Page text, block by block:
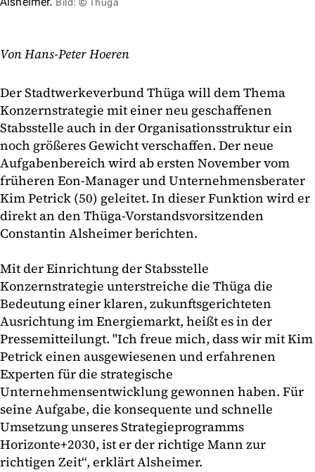
Bild: © Thüga
Von Hans-Peter Hoeren
Der Stadtwerkeverbund Thüga will dem Thema
Konzernstrategie mit einer neu geschaffenen
Stabsstelle auch in der Organisationsstruktur ein
noch größeres Gewicht verschaffen. Der neue
Aufgabenbereich wird ab ersten November vom
früheren Eon-Manager und Unternehmensberater
Kim Petrick (50) geleitet. In dieser Funktion wird er
direkt an den Thüga-Vorstandsvorsitzenden
Constantin Alsheimer berichten.
Mit der Einrichtung der Stabsstelle
Konzernstrategie unterstreiche die Thüga die
Bedeutung einer klaren, zukunftsgerichteten
Ausrichtung im Energiemarkt, heißt es in der
Pressemitteilungt. "Ich freue mich, dass wir mit Kim
Petrick einen ausgewiesenen und erfahrenen
Experten für die strategische
Unternehmensentwicklung gewonnen haben. Für
seine Aufgabe, die konsequente und schnelle
Umsetzung unseres Strategieprogramms
Horizonte+2030, ist er der richtige Mann zur
richtigen Zeit“, erklärt Alsheimer.